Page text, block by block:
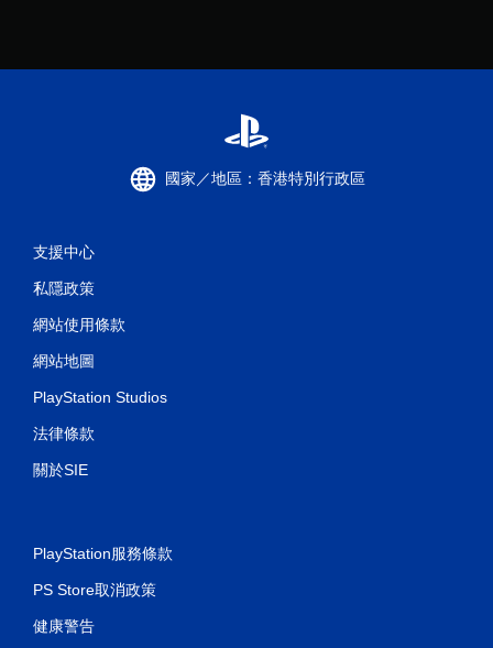
國家／地區：香港特別行政區
支援中心
私隱政策
網站使用條款
網站地圖
PlayStation Studios
法律條款
關於SIE
PlayStation服務條款
PS Store取消政策
健康警告